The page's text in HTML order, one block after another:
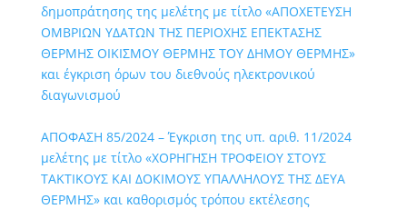
δημοπράτησης της μελέτης με τίτλο «ΑΠΟΧΕΤΕΥΣΗ
ΟΜΒΡΙΩΝ ΥΔΑΤΩΝ ΤΗΣ ΠΕΡΙΟΧΗΣ ΕΠΕΚΤΑΣΗΣ
ΘΕΡΜΗΣ ΟΙΚΙΣΜΟΥ ΘΕΡΜΗΣ ΤΟΥ ΔΗΜΟΥ ΘΕΡΜΗΣ»
και έγκριση όρων του διεθνούς ηλεκτρονικού
διαγωνισμού
ΑΠΟΦΑΣΗ 85/2024 – Έγκριση της υπ. αριθ. 11/2024
μελέτης με τίτλο «ΧΟΡΗΓΗΣΗ ΤΡΟΦΕΙΟΥ ΣΤΟΥΣ
ΤΑΚΤΙΚΟΥΣ ΚΑΙ ΔΟΚΙΜΟΥΣ ΥΠΑΛΛΗΛΟΥΣ ΤΗΣ ΔΕΥΑ
ΘΕΡΜΗΣ» και καθορισμός τρόπου εκτέλεσης